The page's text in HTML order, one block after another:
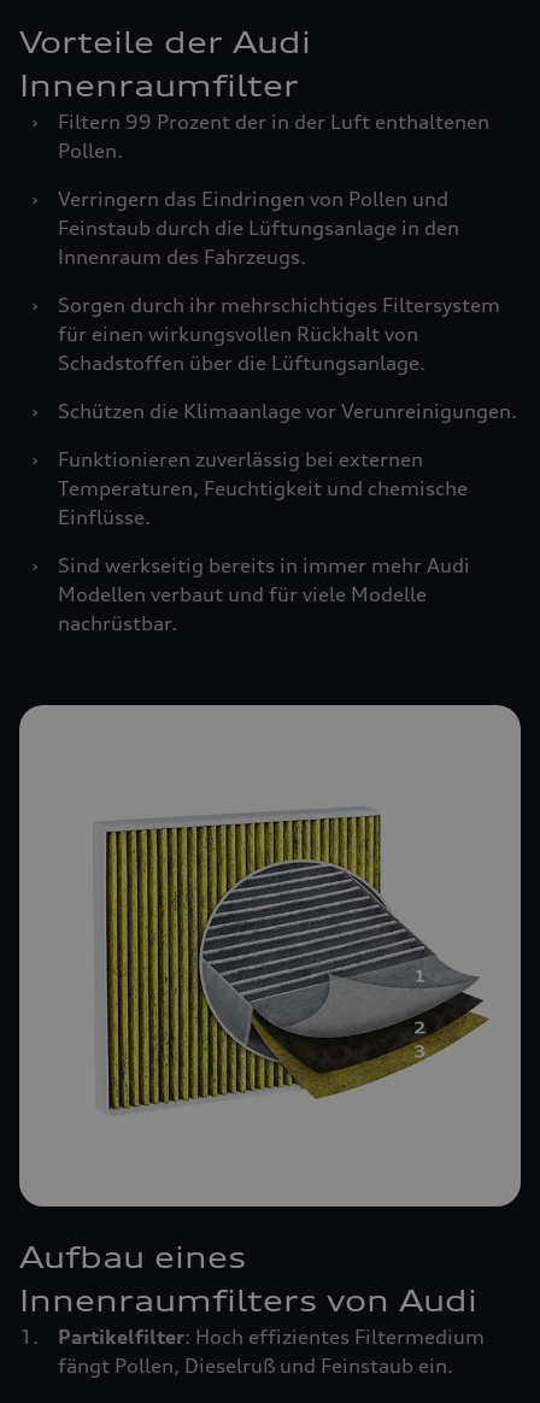
Vorteile der Audi
Innenraumfilter
›
Filtern 99 Prozent der in der Luft enthaltenen
Pollen.
›
Verringern das Eindringen von Pollen und
Feinstaub durch die Lüftungsanlage in den
Innenraum des Fahrzeugs.
›
Sorgen durch ihr mehrschichtiges Filtersystem
für einen wirkungsvollen Rückhalt von
Schadstoffen über die Lüftungsanlage.
›
Schützen die Klimaanlage vor Verunreinigungen.
›
Funktionieren zuverlässig bei externen
Temperaturen, Feuchtigkeit und chemische
Einflüsse.
›
Sind werkseitig bereits in immer mehr Audi
Modellen verbaut und für viele Modelle
nachrüstbar.
Aufbau eines
Innenraumfilters von Audi
Partikelfilter: Hoch effizientes Filtermedium
fängt Pollen, Dieselruß und Feinstaub ein.